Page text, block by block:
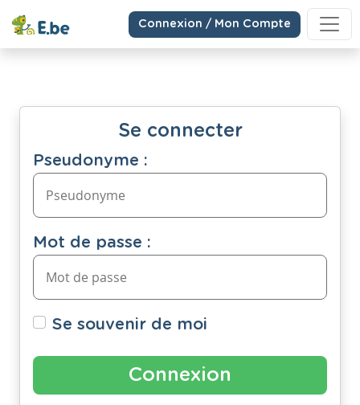
Connexion / Mon Compte
Se connecter
Pseudonyme :
Mot de passe :
Se souvenir de moi